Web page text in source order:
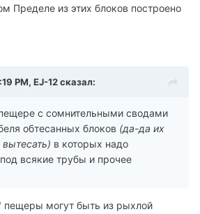
Пределе из этих блоков построено
PM, EJ-12 сказал:
с сомнительными сводами
обтесанных блоков (да-да их
в которых надо
всякие трубы и прочее
пещеры могут быть из рыхлой